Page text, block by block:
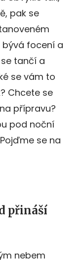
pak se
bývá focení a
tančí a
se vám to
Chcete se
přípravu?
pod noční
se na
přináší
nebem